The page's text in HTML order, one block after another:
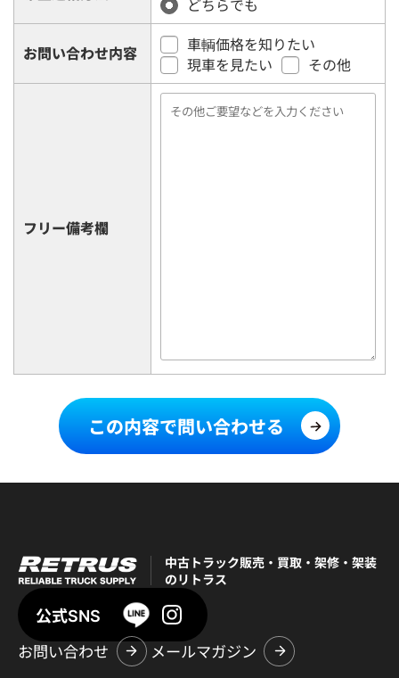
どちらでも
お問い合わせ内容
車輌価格を知りたい
現車を見たい
その他
フリー備考欄
この内容で問い合わせる
中古トラック販売・買取・架修・架装
のリトラス
公式SNS
お問い合わせ
メールマガジン